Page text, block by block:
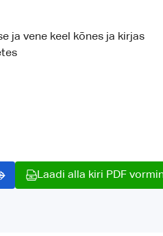
ja vene keel kõnes ja kirjas
Laadi alla kiri PDF